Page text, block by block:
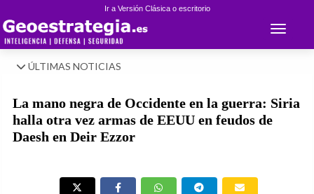
Ir a Versión Clásica o escritorio
Toggle
ÚLTIMAS NOTICIAS
La mano negra de Occidente en la guerra: Siria
halla otra vez armas de EEUU en feudos de
Daesh en Deir Ezzor